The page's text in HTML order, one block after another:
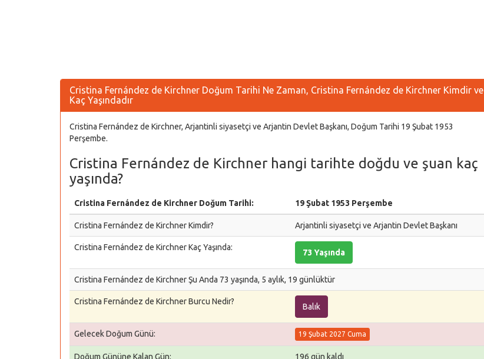
Cristina Fernández de Kirchner Doğum Tarihi Ne Zaman, Cristina Fernández de Kirchner Kimdir ve
Kaç Yaşındadır
Cristina Fernández de Kirchner, Arjantinli siyasetçi ve Arjantin Devlet Başkanı, Doğum Tarihi 19 Şubat 1953
Perşembe.
Cristina Fernández de Kirchner hangi tarihte doğdu ve şuan kaç
yaşında?
Cristina Fernández de Kirchner Doğum Tarihi: 19 Şubat 1953 Perşembe
Cristina Fernández de Kirchner Kimdir? Arjantinli siyasetçi ve Arjantin Devlet Başkanı
Cristina Fernández de Kirchner Kaç Yaşında:
73 Yaşında
Cristina Fernández de Kirchner Şu Anda 73 yaşında, 5 aylık, 19 günlüktür
Cristina Fernández de Kirchner Burcu Nedir?
Balık
Gelecek Doğum Günü: 19 Şubat 2027 Cuma
Doğum Gününe Kalan Gün: 196 gün kaldı